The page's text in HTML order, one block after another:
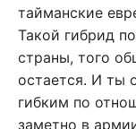
тайманские
Такой гибрид
страны, того
остается. И ты
гибким по
заметно в